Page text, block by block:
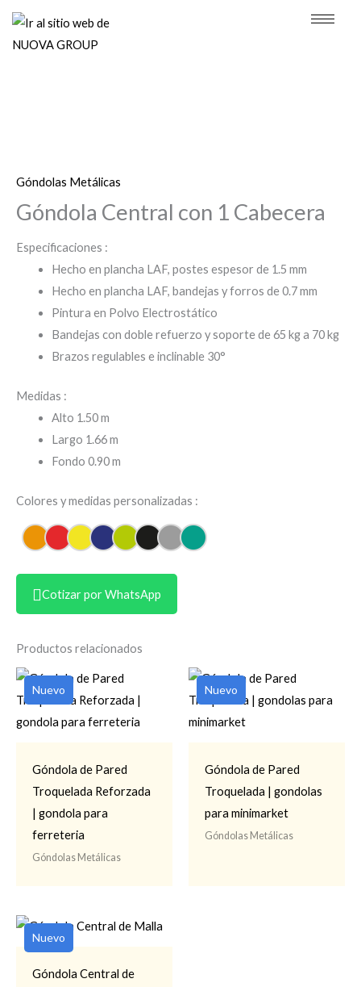
contenido
Góndolas Metálicas
Góndola Central con 1 Cabecera
Especificaciones :
Hecho en plancha LAF, postes espesor de 1.5 mm
Hecho en plancha LAF, bandejas y forros de 0.7 mm
Pintura en Polvo Electrostático
Bandejas con doble refuerzo y soporte de 65 kg a 70 kg
Brazos regulables e inclinable 30°
Medidas :
Alto 1.50 m
Largo 1.66 m
Fondo 0.90 m
Colores y medidas personalizadas :
Cotizar por WhatsApp
Productos relacionados
Nuevo
Góndola de Pared
Troquelada Reforzada
| gondola para
ferreteria
Góndolas Metálicas
Nuevo
Góndola de Pared
Troquelada | gondolas
para minimarket
Góndolas Metálicas
Nuevo
Góndola Central de